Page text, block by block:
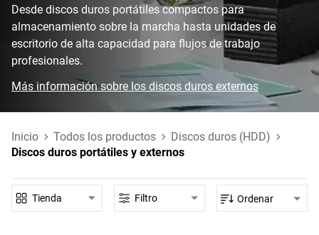
Desde discos duros portátiles compactos para
almacenamiento sobre la marcha hasta unidades de
escritorio de alta capacidad para flujos de trabajo
profesionales.
Más información sobre los discos duros externos
Inicio Todos los productos
Discos duros (HDD)
Discos duros portátiles y externos
Tienda Filtro Ordenar